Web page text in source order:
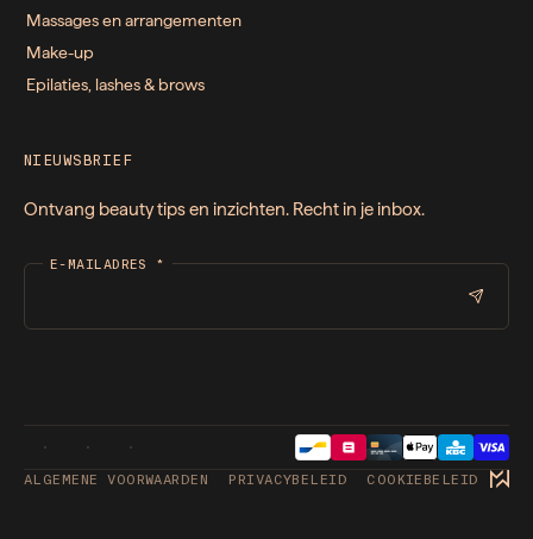
Massages en arrangementen
Make-up
Epilaties, lashes & brows
NIEUWSBRIEF
Ontvang beauty tips en inzichten. Recht in je inbox.
E-MAILADRES *
ALGEMENE VOORWAARDEN PRIVACYBELEID COOKIEBELEID